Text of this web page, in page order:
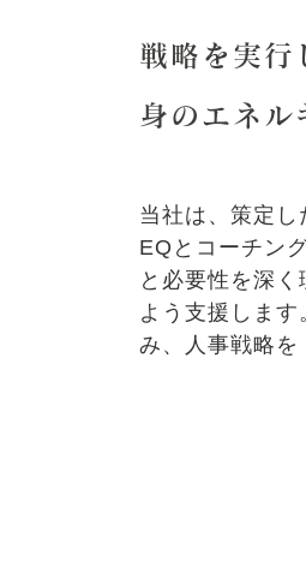
戦略を実行
身のエネル
当社は、策定し
EQとコーチン
と必要性を深
よう支援しま
み、人事戦略を